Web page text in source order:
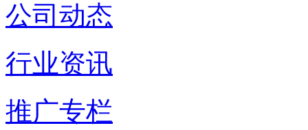
公司动态
行业资讯
推广专栏